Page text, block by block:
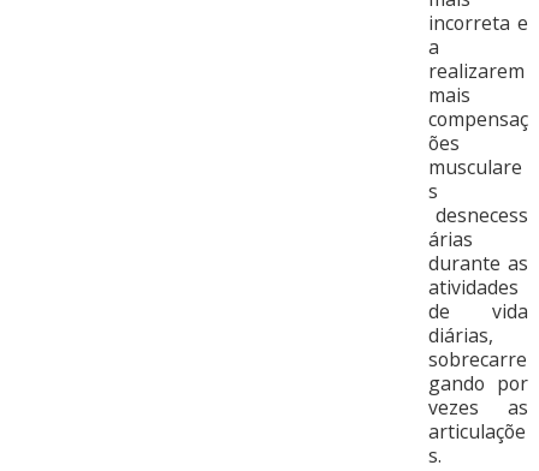
incorreta e
a
realizarem
mais
compensaç
ões
musculare
s
desnecess
árias
durante as
atividades
de vida
diárias,
sobrecarre
gando por
vezes as
articulaçõe
s.